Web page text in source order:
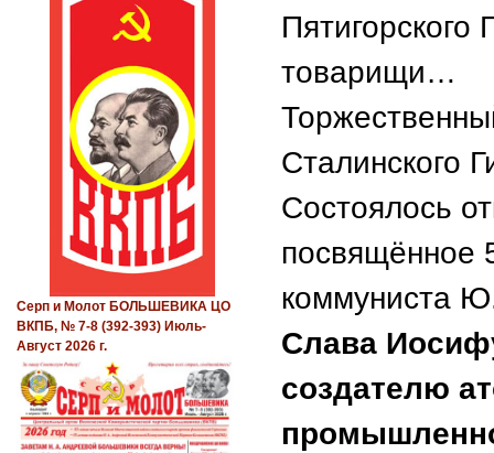
товарищи…
Сталинского
Состоялось
посвящённое
коммуниста
Слава
создателю
Серп и Молот БОЛЬШЕВИКА ЦО
ВКПБ, № 7-8 (392-393) Июль-
Август 2026 г.